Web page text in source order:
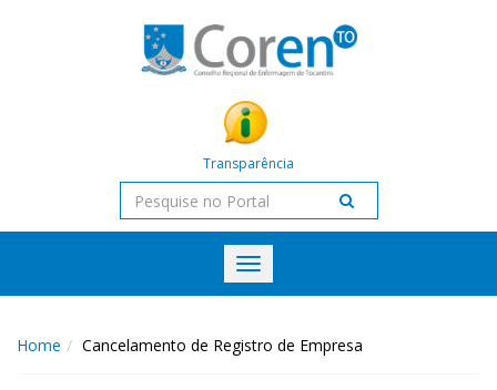
Transparência
Toggle
navigation
Home Cancelamento de Registro de Empresa